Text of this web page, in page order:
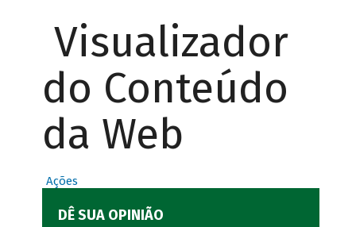
Visualizador
do Conteúdo
da Web
Ações
DÊ SUA OPINIÃO